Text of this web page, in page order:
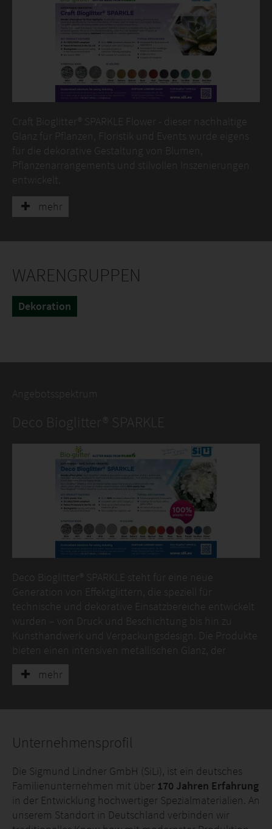
Craft Bioglitter® SPARKLE Flower - dieser nachhaltige
Glanz für Pflanzen, Floristik und Events wurde eigens
für die dekorative Gestaltung von Blumen,
Pflanzenarrangements und stilvollen Inszenierungen
entwickelt.
Die Glitzerpartikel sind vollständig biologisch abbaubar
und unbedenklich für natürliche Umgebungen. Das
Anwendungen geeignet.
Farben anzeigen
mehr
WARENGRUPPEN
Dekoration
Angebotsspektrum
Deco Bioglitter® SPARKLE
Deco Bioglitter® SPARKLE steht für eine neue
Generation von Effektglittern, die speziell für
technische und dekorative Einsatzbereiche entwickelt
wurden – von Druck und Beschichtung bis hin zu
Kunsthandwerk und Verpackungsdesign. Die Produkte
bieten einen intensiven metallischen Glanz, der
herkömmlichem Plastikglitter in nichts nachsteht,
basieren dabei auf biologisch abbaubaren Materialien
Bioglitter® SPARKLE visuelle Brillanz mit ökologischer
Entdecken Sie die Farbpalette unserer Produktreihe
und finden Sie Ihre Favoriten! Haben Sie weitere
Fragen, wünschen zusätzliche Details oder eine
individuelle Lösung? Kontaktieren Sie uns – wir
beraten Sie gerne.
mehr
Unternehmensprofil
Die Sigmund Lindner GmbH (SiLi), ist ein deutsches
Familienunternehmen mit über 170 Jahren Erfahrung
in der Entwicklung hochwertiger Spezialmaterialien. An
unserem Standort in Deutschland verbinden wir